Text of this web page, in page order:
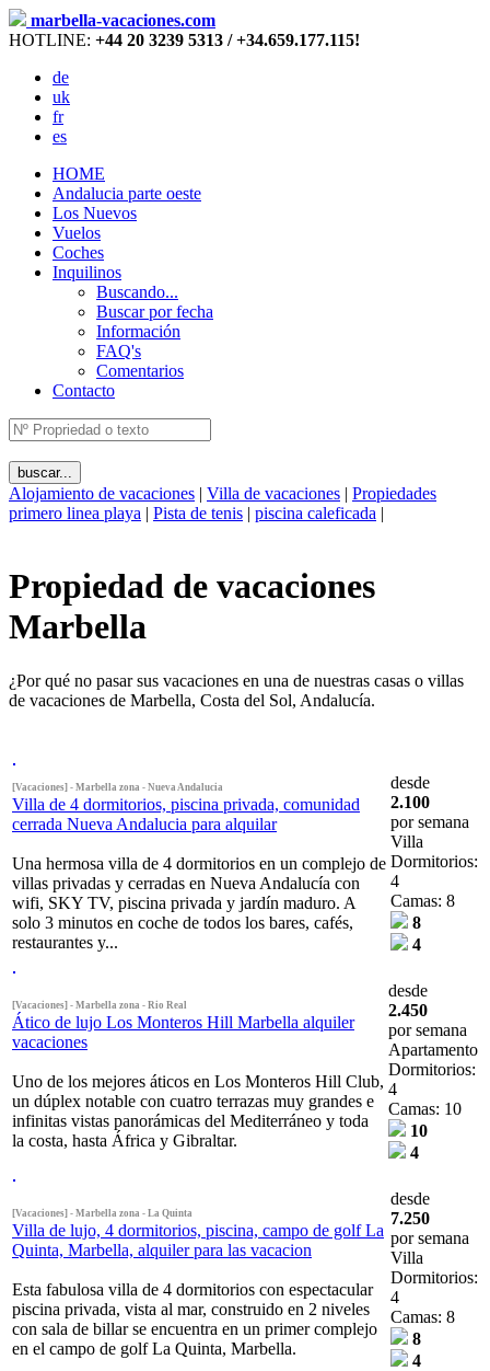
marbella-vacaciones.com
HOTLINE: +44 20 3239 5313 / +34.659.177.115!
de
uk
fr
es
HOME
Andalucia parte oeste
Los Nuevos
Vuelos
Coches
Inquilinos
Buscando...
Buscar por fecha
Información
FAQ's
Comentarios
Contacto
Alojamiento de vacaciones | Villa de vacaciones | Propiedades
primero linea playa | Pista de tenis | piscina caleficada |
Propiedad de vacaciones
Marbella
¿Por qué no pasar sus vacaciones en una de nuestras casas o villas
de vacaciones de Marbella, Costa del Sol, Andalucía.
[Vacaciones] - Marbella zona - Nueva Andalucia
Villa de 4 dormitorios, piscina privada, comunidad
cerrada Nueva Andalucia para alquilar
Una hermosa villa de 4 dormitorios en un complejo de
villas privadas y cerradas en Nueva Andalucía con
wifi, SKY TV, piscina privada y jardín maduro. A
solo 3 minutos en coche de todos los bares, cafés,
restaurantes y...
desde
2.100
por semana
Villa
Dormitorios:
4
Camas: 8
8
4
[Vacaciones] - Marbella zona - Rio Real
Ático de lujo Los Monteros Hill Marbella alquiler
vacaciones
Uno de los mejores áticos en Los Monteros Hill Club,
un dúplex notable con cuatro terrazas muy grandes e
infinitas vistas panorámicas del Mediterráneo y toda
la costa, hasta África y Gibraltar.
desde
2.450
por semana
Apartamento
Dormitorios:
4
Camas: 10
10
4
[Vacaciones] - Marbella zona - La Quinta
Villa de lujo, 4 dormitorios, piscina, campo de golf La
Quinta, Marbella, alquiler para las vacacion
Esta fabulosa villa de 4 dormitorios con espectacular
piscina privada, vista al mar, construido en 2 niveles
con sala de billar se encuentra en un primer complejo
en el campo de golf La Quinta, Marbella.
desde
7.250
por semana
Villa
Dormitorios:
4
Camas: 8
8
4